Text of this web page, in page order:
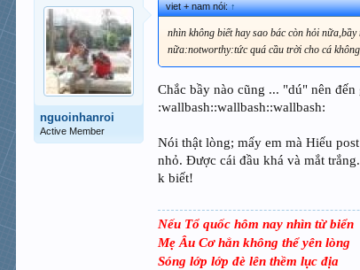
nguoinhanroi
Active Member
viet + nam nói:↑
nhìn không biết hay sao bác còn hỏi
nữa:notworthy:tức quá cầu trời cho cá
Chắc bầy nào cũng ... "dú" nên
:wallbash::wallbash::wallbash:
Nói thật lòng; mấy em mà Hiếu
nhỏ. Được cái đầu khá và mắt
k biết!
Nếu Tổ quốc hôm nay nhìn từ biển
Mẹ Âu Cơ hẳn không thể yên lòng
Sóng lớp lớp đè lên thềm lục địa